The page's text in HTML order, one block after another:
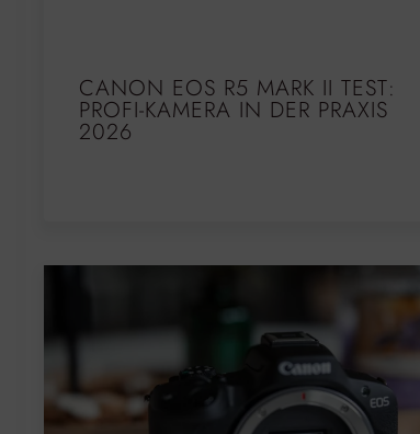
CANON EOS R5 MARK II TEST:
PROFI-KAMERA IN DER PRAXIS
2026